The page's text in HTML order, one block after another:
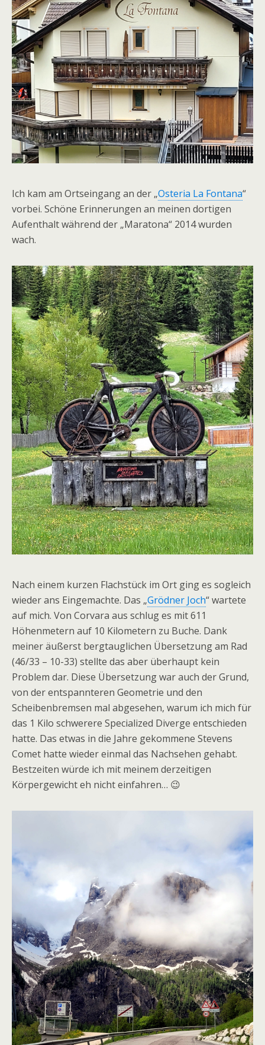
Ich kam am Ortseingang an der „Osteria La Fontana“
vorbei. Schöne Erinnerungen an meinen dortigen
Aufenthalt während der „Maratona“ 2014 wurden
wach.
Nach einem kurzen Flachstück im Ort ging es sogleich
wieder ans Eingemachte. Das „Grödner Joch“ wartete
auf mich. Von Corvara aus schlug es mit 611
Höhenmetern auf 10 Kilometern zu Buche. Dank
meiner äußerst bergtauglichen Übersetzung am Rad
(46/33 – 10-33) stellte das aber überhaupt kein
Problem dar. Diese Übersetzung war auch der Grund,
von der entspannteren Geometrie und den
Scheibenbremsen mal abgesehen, warum ich mich für
das 1 Kilo schwerere Specialized Diverge entschieden
hatte. Das etwas in die Jahre gekommene Stevens
Comet hatte wieder einmal das Nachsehen gehabt.
Bestzeiten würde ich mit meinem derzeitigen
Körpergewicht eh nicht einfahren… 😉